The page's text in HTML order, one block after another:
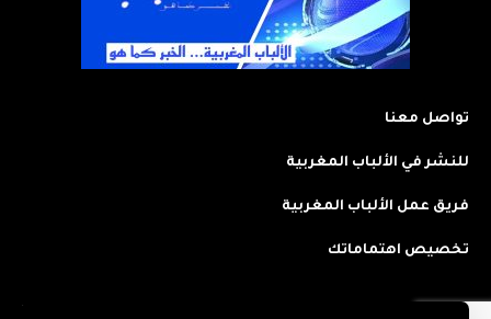
تواصل معنا
للنشر في الألباب المغربية
فريق عمل الألباب المغربية
تخصيص اهتماماتك